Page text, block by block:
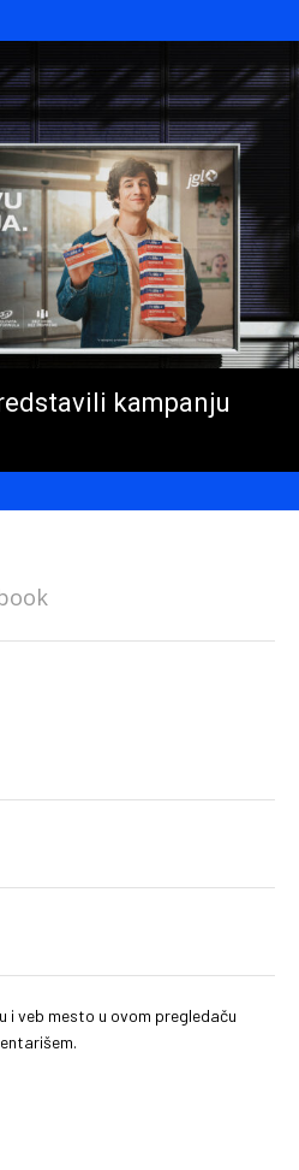
kampanju
i veb mesto u ovom pregledaču